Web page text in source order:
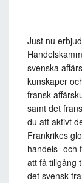
Just nu
svenska
kunskaper
fransk
samt det
du att aktivt
Frankrikes
handels- och
att få tillgång
det svensk-